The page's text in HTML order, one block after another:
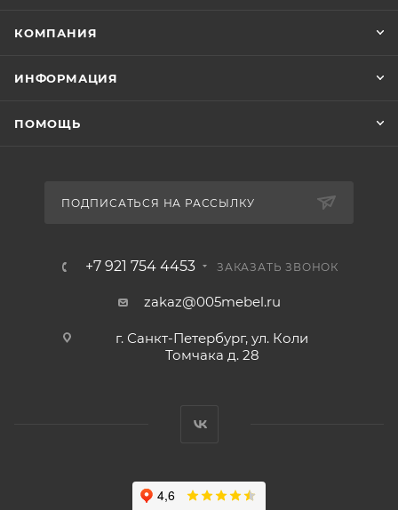
КОМПАНИЯ
ИНФОРМАЦИЯ
ПОМОЩЬ
ПОДПИСАТЬСЯ НА РАССЫЛКУ
+7 921 754 4453 ЗАКАЗАТЬ ЗВОНОК
zakaz@005mebel.ru
г. Санкт-Петербург, ул. Коли
Томчака д. 28